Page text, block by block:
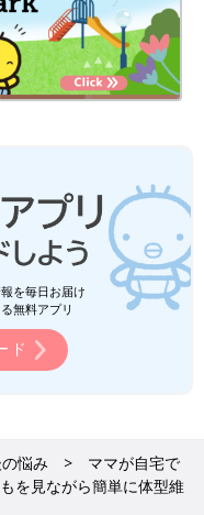
を毎日お届け
無料アプリ
ド
悩み
ママが自宅で
を見ながら簡単に体型維